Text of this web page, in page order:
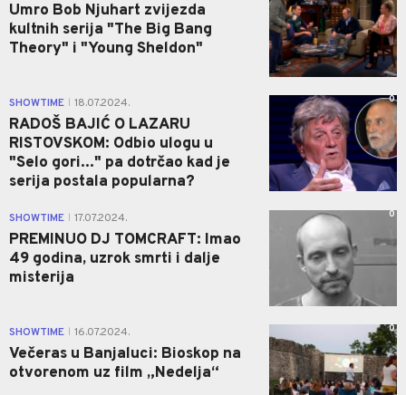
Umro Bob Njuhart zvijezda
kultnih serija "The Big Bang
Theory" i "Young Sheldon"
SHOWTIME 18.07.2024.
RADOŠ BAJIĆ O LAZARU
RISTOVSKOM: Odbio ulogu u
"Selo gori..." pa dotrčao kad je
serija postala popularna?
0
SHOWTIME 17.07.2024.
PREMINUO DJ TOMCRAFT: Imao
49 godina, uzrok smrti i dalje
misterija
0
SHOWTIME 16.07.2024.
Večeras u Banjaluci: Bioskop na
otvorenom uz film „Nedelja“
0